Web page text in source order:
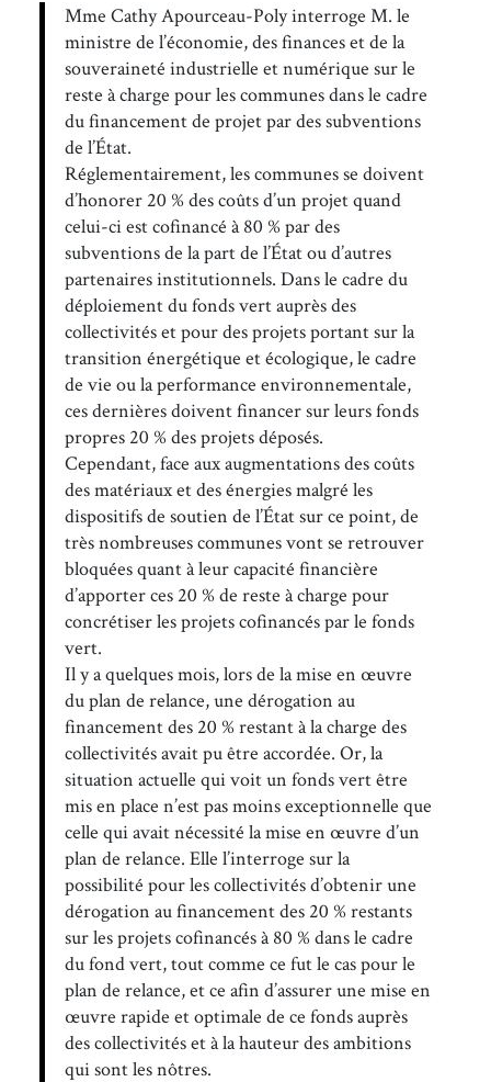
Mme Cathy Apourceau-Poly interroge M. le
ministre de l’économie, des finances et de la
souveraineté industrielle et numérique sur le
reste à charge pour les communes dans le cadre
du financement de projet par des subventions
de l’État.
Réglementairement, les communes se doivent
d’honorer 20 % des coûts d’un projet quand
celui-ci est cofinancé à 80 % par des
subventions de la part de l’État ou d’autres
partenaires institutionnels. Dans le cadre du
déploiement du fonds vert auprès des
collectivités et pour des projets portant sur la
transition énergétique et écologique, le cadre
de vie ou la performance environnementale,
ces dernières doivent financer sur leurs fonds
propres 20 % des projets déposés.
Cependant, face aux augmentations des coûts
des matériaux et des énergies malgré les
dispositifs de soutien de l’État sur ce point, de
très nombreuses communes vont se retrouver
bloquées quant à leur capacité financière
d’apporter ces 20 % de reste à charge pour
concrétiser les projets cofinancés par le fonds
vert.
Il y a quelques mois, lors de la mise en œuvre
du plan de relance, une dérogation au
financement des 20 % restant à la charge des
collectivités avait pu être accordée. Or, la
situation actuelle qui voit un fonds vert être
mis en place n’est pas moins exceptionnelle que
celle qui avait nécessité la mise en œuvre d’un
plan de relance. Elle l’interroge sur la
possibilité pour les collectivités d’obtenir une
dérogation au financement des 20 % restants
sur les projets cofinancés à 80 % dans le cadre
du fond vert, tout comme ce fut le cas pour le
plan de relance, et ce afin d’assurer une mise en
œuvre rapide et optimale de ce fonds auprès
des collectivités et à la hauteur des ambitions
qui sont les nôtres.